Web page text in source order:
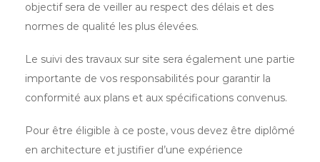
objectif sera de veiller au respect des délais et des
normes de qualité les plus élevées.
Le suivi des travaux sur site sera également une partie
importante de vos responsabilités pour garantir la
conformité aux plans et aux spécifications convenus.
Pour être éligible à ce poste, vous devez être diplômé
en architecture et justifier d’une expérience